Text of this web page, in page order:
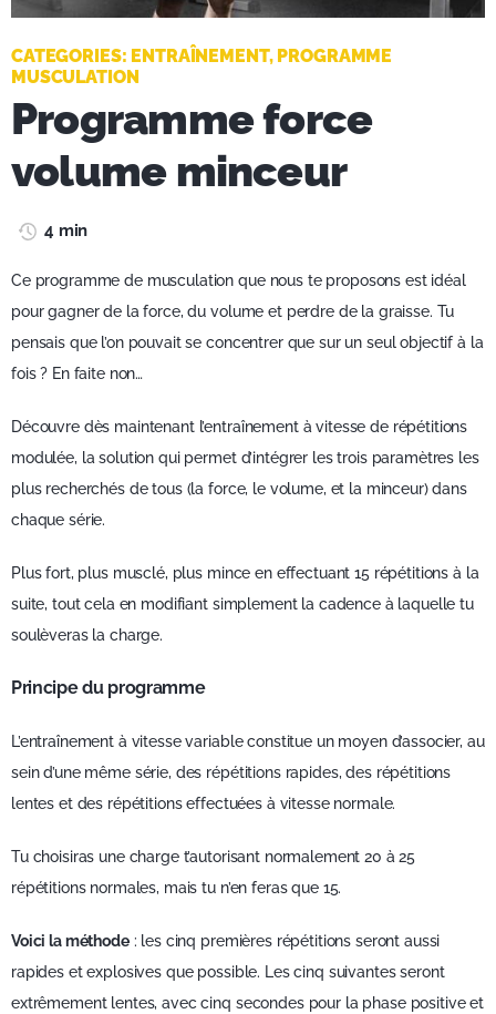
CATEGORIES: ENTRAÎNEMENT, PROGRAMME
MUSCULATION
Programme force
volume minceur
4 min
Ce programme de musculation que nous te proposons est idéal
pour gagner de la force, du volume et perdre de la graisse. Tu
pensais que l’on pouvait se concentrer que sur un seul objectif à la
fois ? En faite non…
Découvre dès maintenant l’entraînement à vitesse de répétitions
modulée, la solution qui permet d’intégrer les trois paramètres les
plus recherchés de tous (la force, le volume, et la minceur) dans
chaque série.
Plus fort, plus musclé, plus mince en effectuant 15 répétitions à la
suite, tout cela en modifiant simplement la cadence à laquelle tu
soulèveras la charge.
Principe du programme
L’entraînement à vitesse variable constitue un moyen d’associer, au
sein d’une même série, des répétitions rapides, des répétitions
lentes et des répétitions effectuées à vitesse normale.
Tu choisiras une charge t’autorisant normalement 20 à 25
répétitions normales, mais tu n’en feras que 15.
Voici la méthode: les cinq premières répétitions seront aussi
rapides et explosives que possible. Les cinq suivantes seront
extrêmement lentes, avec cinq secondes pour la phase positive et